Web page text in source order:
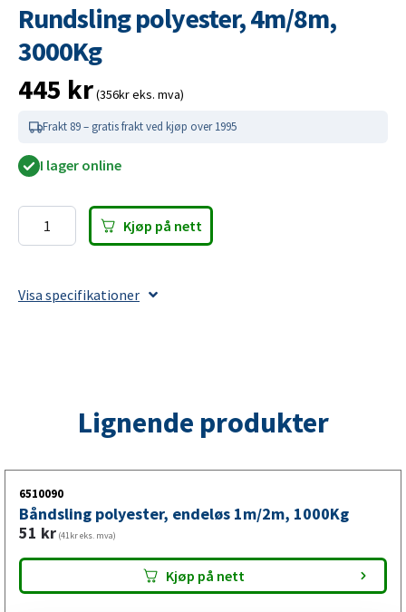
Rundsling polyester, 4m/8m,
3000Kg
445 kr(356kr eks. mva)
Frakt 89 – gratis frakt ved kjøp over 1995
I lager online
Rundsling
3000Kg
Kjøp på nett
Visa specifikationer
Lignende produkter
6510090
Båndsling polyester, endeløs 1m/2m, 1000Kg
51 kr (41kr eks. mva)
Kjøp på nett